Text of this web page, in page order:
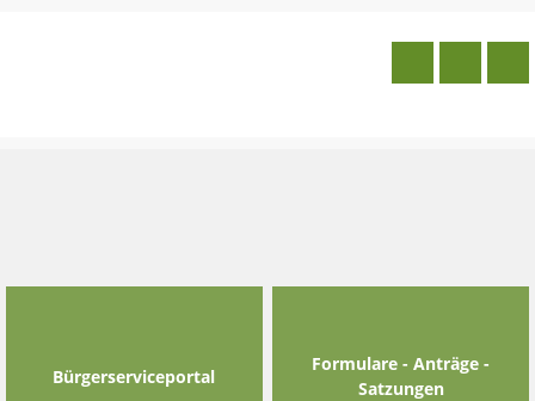
Bürgerserviceportal
Formulare - Anträge -
Satzungen